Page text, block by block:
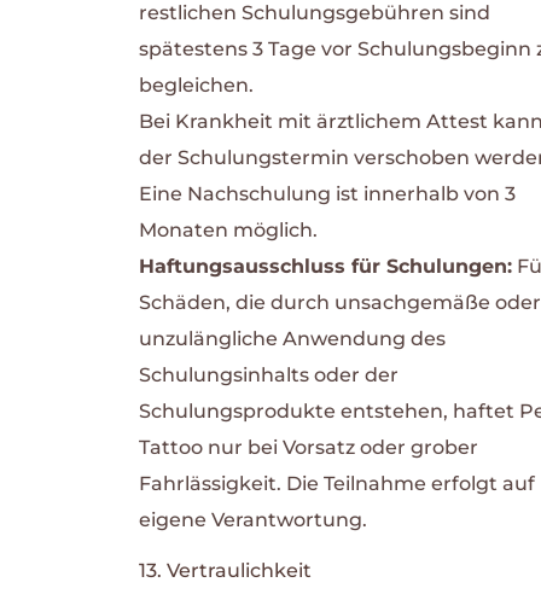
restlichen Schulungsgebühren sind
spätestens 3 Tage vor Schulungsbeginn
begleichen.
Bei Krankheit mit ärztlichem Attest
der Schulungstermin verschoben
Eine Nachschulung ist innerhalb von 3
Monaten möglich.
Haftungsausschluss für Schulungen:
Schäden, die durch unsachgemäße oder
unzulängliche Anwendung des
Schulungsinhalts oder der
Schulungsprodukte entstehen, haftet
Tattoo nur bei Vorsatz oder grober
Fahrlässigkeit. Die Teilnahme erfolgt auf
eigene Verantwortung.
13. Vertraulichkeit